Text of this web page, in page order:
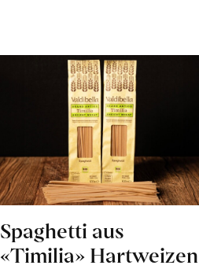
Spaghetti aus
«Timilia» Hartweizen